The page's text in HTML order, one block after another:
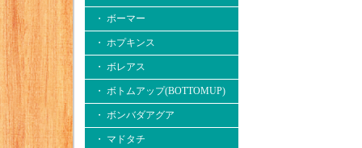
・ ボーマー
・ ホプキンス
・ ボレアス
・ ボトムアップ(BOTTOMUP)
・ ボンバダアグア
・ マドタチ